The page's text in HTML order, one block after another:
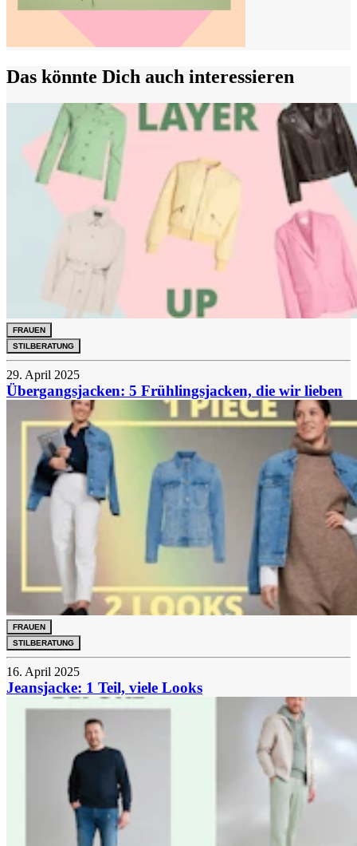
Das könnte Dich auch interessieren
FRAUEN
STILBERATUNG
29. April 2025
Übergangsjacken: 5 Frühlingsjacken, die wir lieben
FRAUEN
STILBERATUNG
16. April 2025
Jeansjacke: 1 Teil, viele Looks